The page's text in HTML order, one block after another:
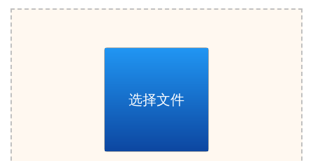
选择文件